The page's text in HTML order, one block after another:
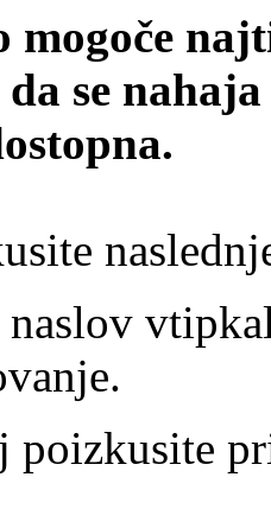
mogoče
se
naslov
poizkusite